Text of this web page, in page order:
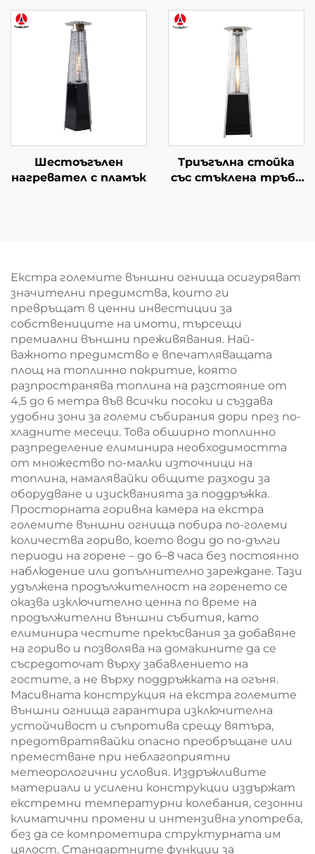
Шестоъгълен
нагревател с пламък
Триъгълна стойка
със стъклена тръба
Екстра големите външни огнища осигуряват
значителни предимства, които ги
превръщат в ценни инвестиции за
собствениците на имоти, търсещи
премиални външни преживявания. Най-
важното предимство е впечатляващата
площ на топлинно покритие, която
разпространява топлина на разстояние от
4,5 до 6 метра във всички посоки и създава
удобни зони за големи събирания дори през по-
хладните месеци. Това обширно топлинно
разпределение елиминира необходимостта
от множество по-малки източници на
топлина, намалявайки общите разходи за
оборудване и изискванията за поддръжка.
Просторната горивна камера на екстра
големите външни огнища побира по-големи
количества гориво, което води до по-дълги
периоди на горене – до 6–8 часа без постоянно
наблюдение или допълнително зареждане. Тази
удължена продължителност на горенето се
оказва изключително ценна по време на
продължителни външни събития, като
елиминира честите прекъсвания за добавяне
на гориво и позволява на домакините да се
съсредоточат върху забавлението на
гостите, а не върху поддръжката на огъня.
Масивната конструкция на екстра големите
външни огнища гарантира изключителна
устойчивост и съпротива срещу вятъра,
предотвратявайки опасно преобръщане или
преместване при неблагоприятни
метеорологични условия. Издръжливите
материали и усилени конструкции издържат
екстремни температурни колебания, сезонни
климатични промени и интензивна употреба,
без да се компрометира структурната им
цялост. Стандартните функции за